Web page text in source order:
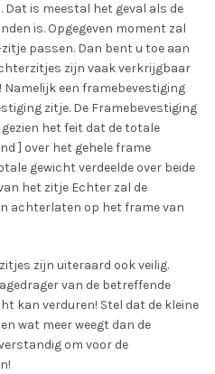
productpagina
Dat is meestal het geval als de
is. Opgegeven moment zal
passen. Dan bent u toe aan
zijn vaak verkrijgbaar
een framebevestiging
zitje. De Framebevestiging
het feit dat de totale
] over het gehele frame
gewicht verdeelde over beide
het zitje Echter zal de
achterlaten op het frame van
zijn uiteraard ook veilig.
van de betreffende
kan verduren! Stel dat de kleine
wat meer weegt dan de
om voor de